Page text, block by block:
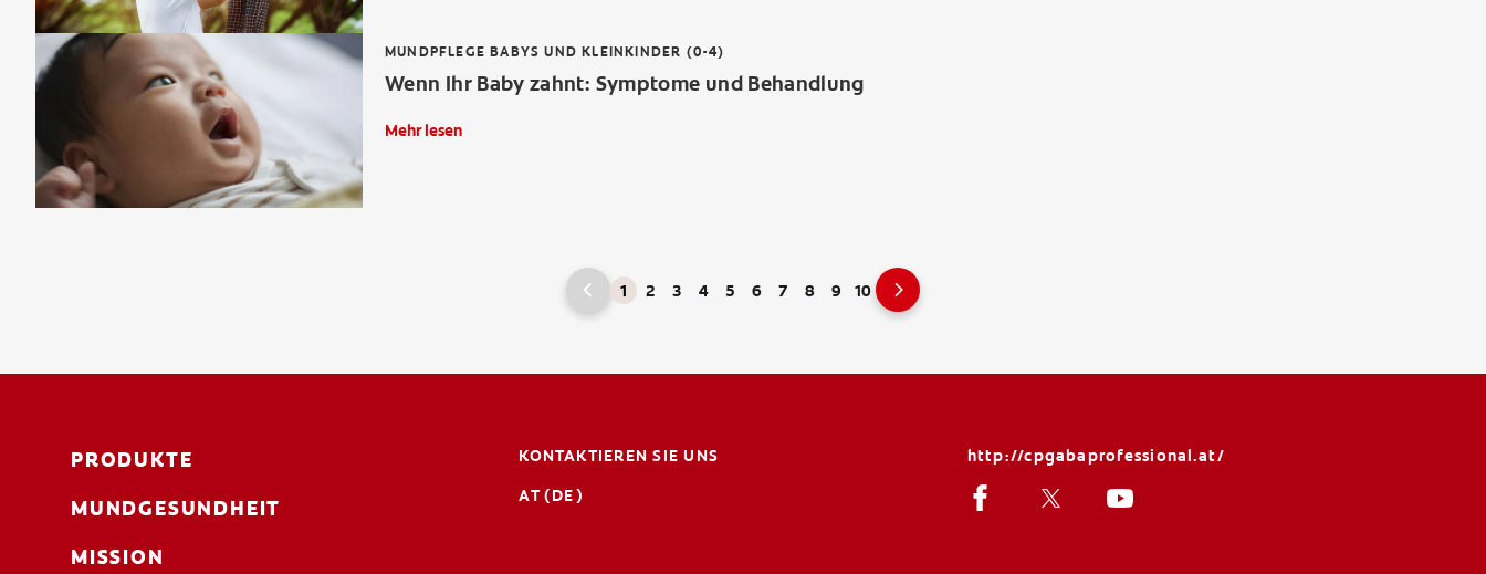
MUNDPFLEGE BABYS UND KLEINKINDER (0-4)
Wenn Ihr Baby zahnt: Symptome und Behandlung
Mehr lesen
1 2 3 4 5 6 7 8 9 10
PRODUKTE
MUNDGESUNDHEIT
MISSION
KONTAKTIEREN SIE UNS
AT (DE)
http://cpgabaprofessional.at/